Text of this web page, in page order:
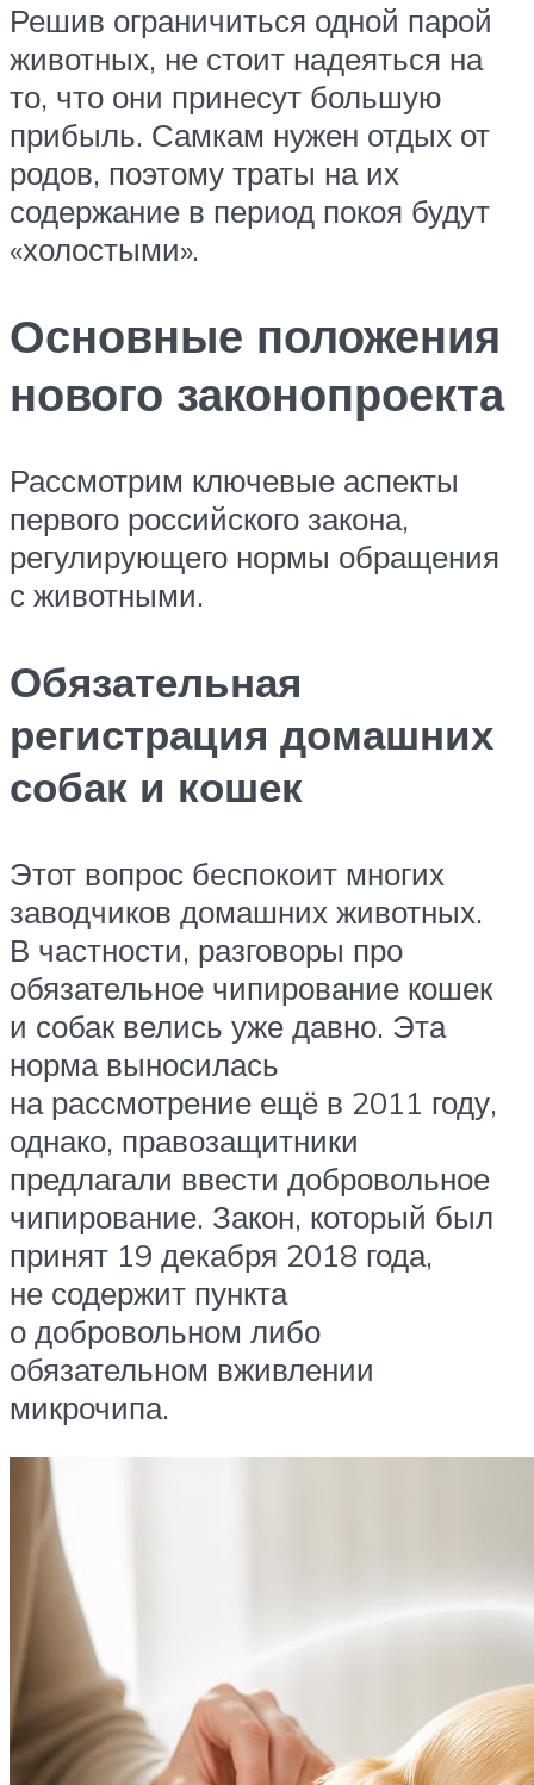
Решив ограничиться одной парой
животных, не стоит надеяться на
то, что они принесут большую
прибыль. Самкам нужен отдых от
родов, поэтому траты на их
содержание в период покоя будут
«холостыми».
Основные положения
нового законопроекта
Рассмотрим ключевые аспекты
первого российского закона,
регулирующего нормы обращения
с животными.
Обязательная
регистрация домашних
собак и кошек
Этот вопрос беспокоит многих
заводчиков домашних животных.
В частности, разговоры про
обязательное чипирование кошек
и собак велись уже давно. Эта
норма выносилась
на рассмотрение ещё в 2011 году,
однако, правозащитники
предлагали ввести добровольное
чипирование. Закон, который был
принят 19 декабря 2018 года,
не содержит пункта
о добровольном либо
обязательном вживлении
микрочипа.